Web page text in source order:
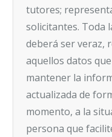
tutores;
solicitantes. Toda
deberá ser veraz,
aquellos datos
mantener la
actualizada de
momento, a la
persona que